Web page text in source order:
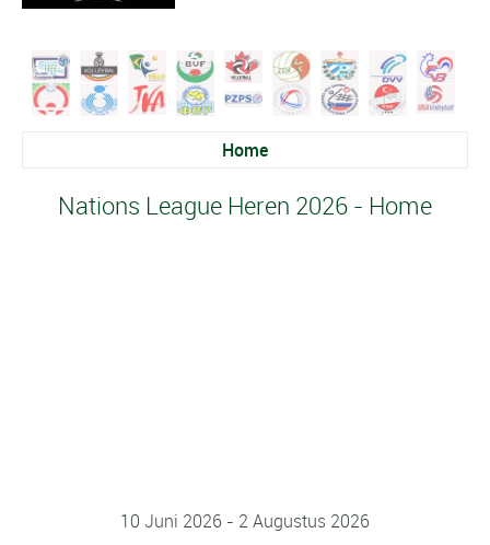
Home
Nations League Heren 2026 - Home
10 Juni 2026 - 2 Augustus 2026